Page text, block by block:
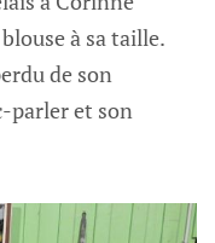
à sa taille.
de son
parler et son